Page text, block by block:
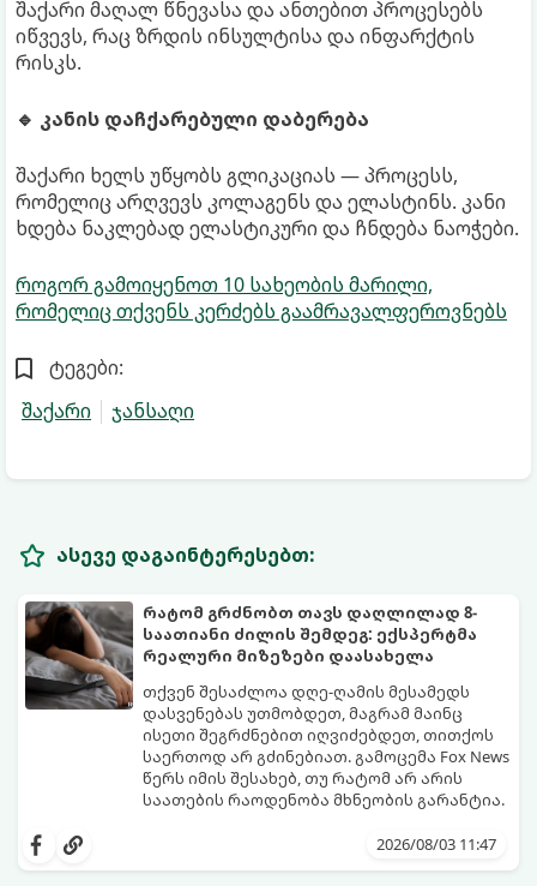
შაქარი მაღალ წნევასა და ანთებით პროცესებს
იწვევს, რაც ზრდის ინსულტისა და ინფარქტის
რისკს.
🔹 კანის დაჩქარებული დაბერება
შაქარი ხელს უწყობს გლიკაციას — პროცესს,
რომელიც არღვევს კოლაგენს და ელასტინს. კანი
ხდება ნაკლებად ელასტიკური და ჩნდება ნაოჭები.
როგორ გამოიყენოთ 10 სახეობის მარილი,
რომელიც თქვენს კერძებს გაამრავალფეროვნებს
ტეგები:
შაქარი
ჯანსაღი
ასევე დაგაინტერესებთ:
რატომ გრძნობთ თავს დაღლილად 8-
საათიანი ძილის შემდეგ: ექსპერტმა
რეალური მიზეზები დაასახელა
თქვენ შესაძლოა დღე-ღამის მესამედს
დასვენებას უთმობდეთ, მაგრამ მაინც
ისეთი შეგრძნებით იღვიძებდეთ, თითქოს
საერთოდ არ გძინებიათ. გამოცემა Fox News
წერს იმის შესახებ, თუ რატომ არ არის
საათების რაოდენობა მხნეობის გარანტია.
2026/08/03 11:47